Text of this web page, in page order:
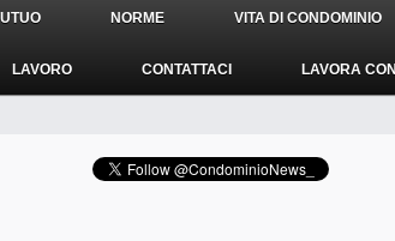
NORME VITA DI CONDOMINIO
LAVORO CONTATTACI LAVORA